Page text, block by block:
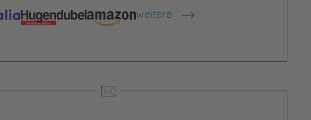
Bild vergrößern weitere
Shops anzeigen